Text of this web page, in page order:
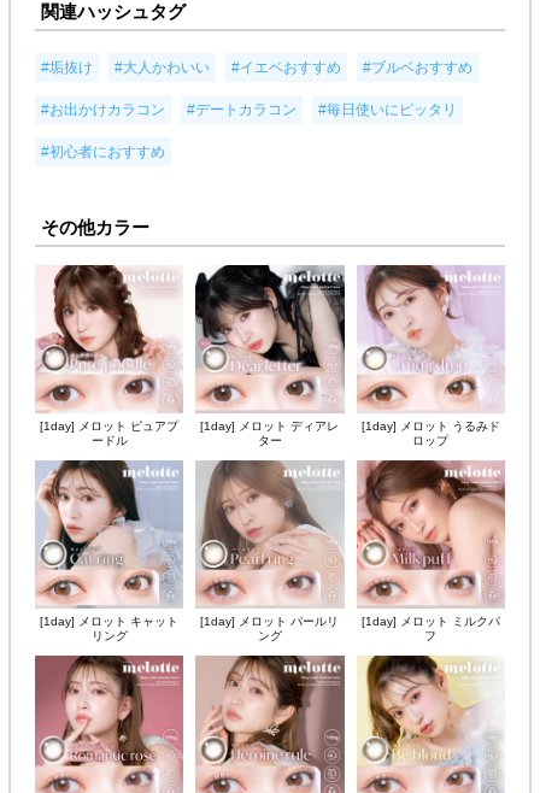
関連ハッシュタグ
#垢抜け #大人かわいい #イエベおすすめ #ブルベおすすめ
#お出かけカラコン #デートカラコン #毎日使いにピッタリ
#初心者におすすめ
その他カラー
[1day] メロット ピュアプ
ードル
[1day] メロット ディアレ
ター
[1day] メロット うるみド
ロップ
[1day] メロット キャット
リング
[1day] メロット パールリ
ング
[1day] メロット ミルクパ
フ